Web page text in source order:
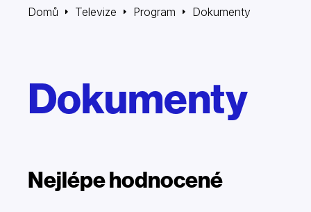
Domů Televize Program Dokumenty
Dokumenty
Nejlépe hodnocené